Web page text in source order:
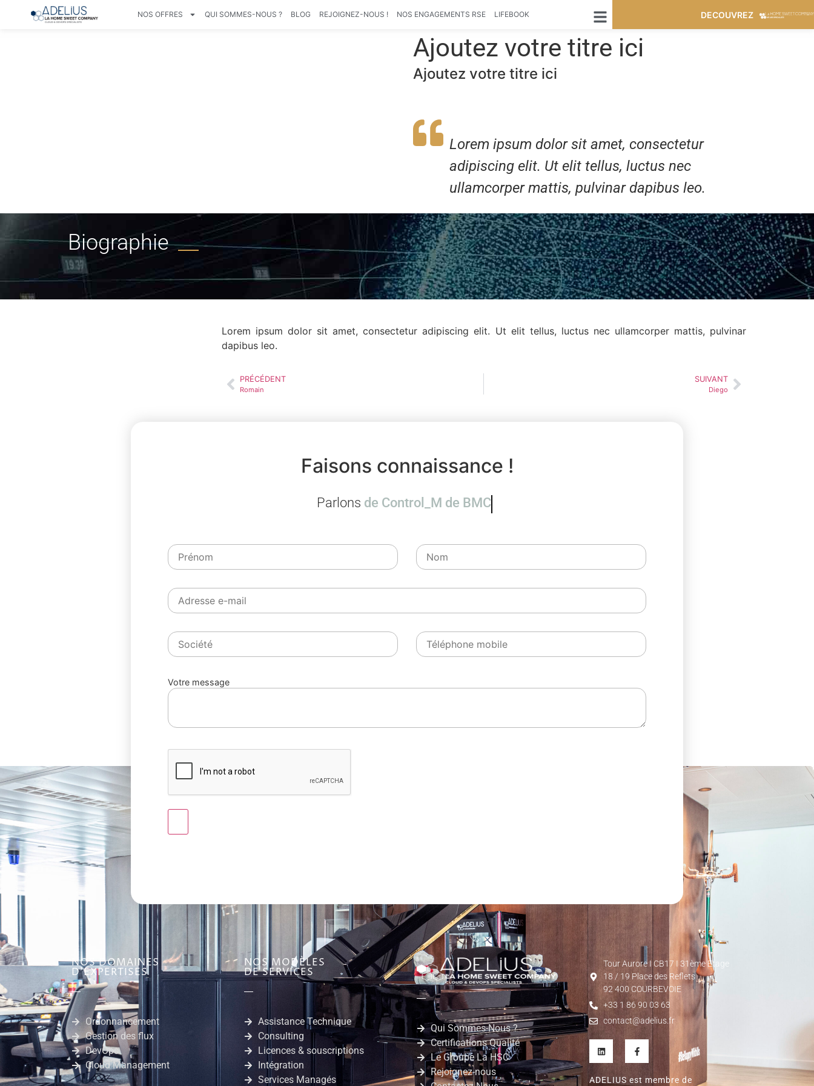
NOS OFFRES QUI SOMMES-NOUS ? BLOG REJOIGNEZ-NOUS ! NOS ENGAGEMENTS RSE LIFEBOOK DECOUVREZ
Ajoutez votre titre ici
Ajoutez votre titre ici
Lorem ipsum dolor sit amet, consectetur
adipiscing elit. Ut elit tellus, luctus nec
ullamcorper mattis, pulvinar dapibus leo.
Biographie
Lorem ipsum dolor sit amet, consectetur adipiscing elit. Ut elit tellus, luctus nec ullamcorper mattis, pulvinar
dapibus leo.
PRÉCÉDENT
Romain
SUIVANT
Diego
Faisons connaissance !
Parlons de Control_M de BMC
Votre message
NOS DOMAINES
D'EXPERTISES
Ordonnancement
Gestion des flux
DevOps
Cloud Management
NOS MODÈLES
DE SERVICES
Assistance Technique
Consulting
Licences & souscriptions
Intégration
Services Managés
Qui Sommes-Nous ?
Certifications Qualité
Le Groupe La HSC
Rejoignez-nous
Tour Aurore I CB17 I 31ème Etage
18 / 19 Place des Reflets
92 400 COURBEVOIE
+33 1 86 90 03 63
contact@adelius.fr
ADELIUS est membre de